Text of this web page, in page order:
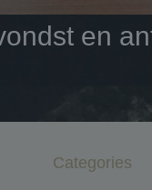
en
Categories